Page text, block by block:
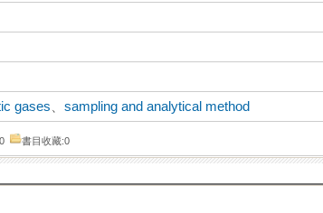
gases 、sampling and analytical method
書目收藏:0